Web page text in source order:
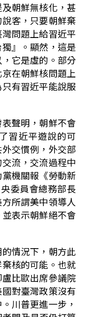
朝鮮無核化，甚
客，只要朝鮮棄
問題上給習近平
』。顯然，這是
它是虛的。部分
在朝鮮核問題上
有習近平能說服
聲明，朝鮮不會
習近平遊說的可
交慣例，外交部
流，交流過程中
機關報《勞動新
委員會總務部長
所謂美中領導人
表示朝鮮絕不會
情況下，朝方此
核的可能。也就
比歐出席參議院
對臺灣政策沒有
川普更進一步，